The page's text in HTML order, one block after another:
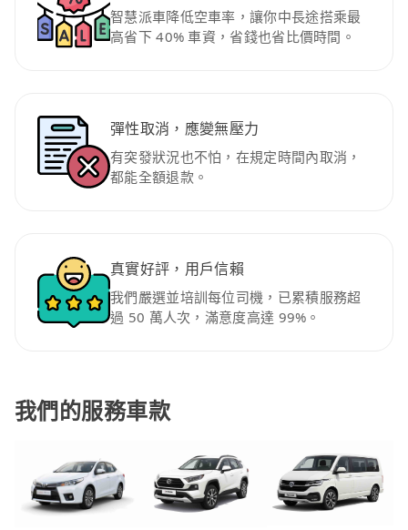
智慧派車降低空車率，讓你中長途搭乘最
高省下 40% 車資，省錢也省比價時間。
彈性取消，應變無壓力
有突發狀況也不怕，在規定時間內取消，
都能全額退款。
真實好評，用戶信賴
我們嚴選並培訓每位司機，已累積服務超
過 50 萬人次，滿意度高達 99%。
我們的服務車款